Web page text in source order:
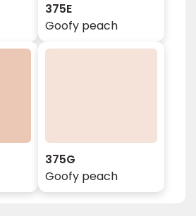
375E
Goofy peach
375G
Goofy peach